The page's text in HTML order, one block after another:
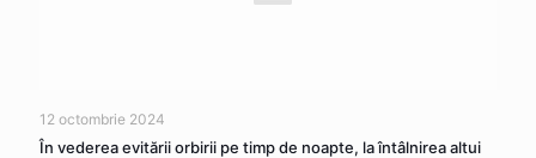
12 octombrie 2024
În vederea evitării orbirii pe timp de noapte, la întâlnirea altui